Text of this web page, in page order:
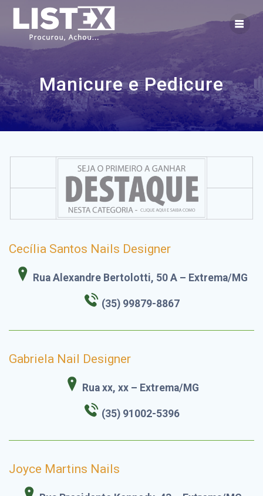
content
Manicure e Pedicure
Cecília Santos Nails Designer
Rua Alexandre Bertolotti, 50 A – Extrema/MG
(35) 99879-8867
Gabriela Nail Designer
Rua xx, xx – Extrema/MG
(35) 91002-5396
Joyce Martins Nails